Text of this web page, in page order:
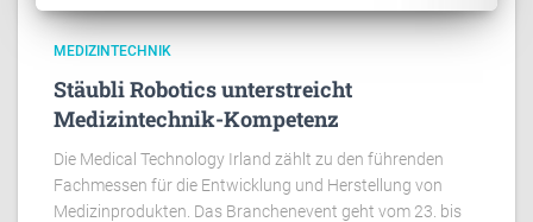
MEDIZINTECHNIK
Stäubli Robotics unterstreicht
Medizintechnik-Kompetenz
Die Medical Technology Irland zählt zu den führenden
Fachmessen für die Entwicklung und Herstellung von
Medizinprodukten. Das Branchenevent geht vom 23. bis